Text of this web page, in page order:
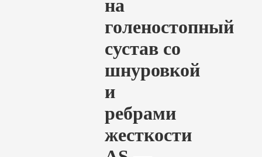
на
голеностопный
сустав со
шнуровкой
и
ребрами
жесткости